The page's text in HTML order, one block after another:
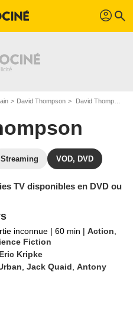
profil search
David Thompson David Thompson : ses Blu-Ray, DVD, VOD, SVOD
Streaming VOD, DVD
TV disponibles en DVD ou
inconnue | 60 min | Action
Fiction
Eric Kripke
,Jack Quaid ,Antony